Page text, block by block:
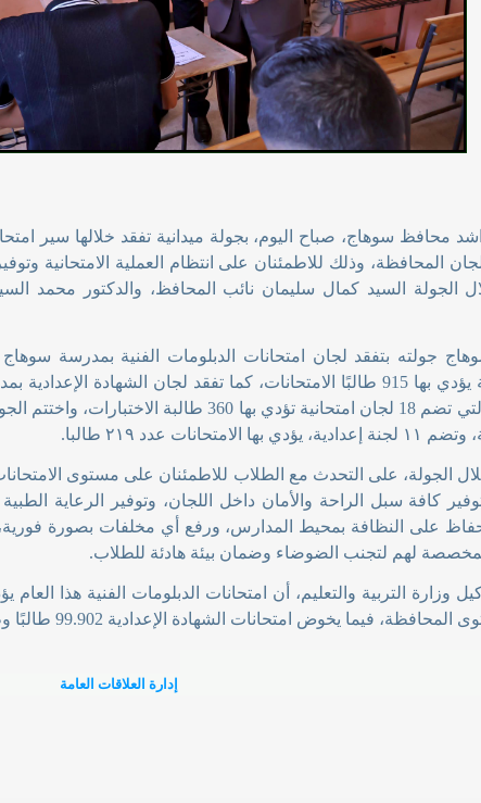
محافظ سوهاج، صباح اليوم، بجولة ميدانية تفقد خلالها سير
المحافظة، وذلك للاطمئنان على انتظام العملية الامتحانية
الجولة السيد كمال سليمان نائب المحافظ، والدكتور محمد السيد
جولته بتفقد لجان امتحانات الدبلومات الفنية بمدرسة سوهاج
والتي تضم 46 لجنة يؤدي بها 915 طالبًا الامتحانات، كما تفقد لجان
بنات بحي شرق، والتي تضم 18 لجان امتحانية تؤدي بها 360
عدد ٢١٩ طالبا
.
الجولة، على التحدث مع الطلاب للاطمئنان على مستوى
كافة سبل الراحة والأمان داخل اللجان، وتوفير الرعاية
على النظافة بمحيط المدارس، ورفع أي مخلفات بصورة فورية،
المخصصة لهم لتجنب الضوضاء وضمان بيئة هادئة للطلاب.
إدارة العلاقات العامة